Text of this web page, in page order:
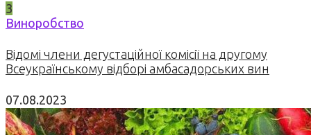
3
Виноробство
Відомі члени дегустаційної комісії на другому
Всеукраїнському відборі амбасадорських вин
07.08.2023